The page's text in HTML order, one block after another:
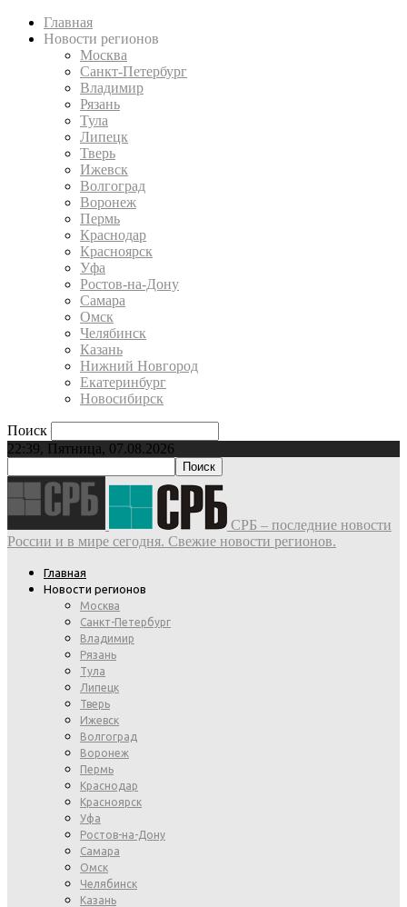
Главная
Новости регионов
Москва
Санкт-Петербург
Владимир
Рязань
Тула
Липецк
Тверь
Ижевск
Волгоград
Воронеж
Пермь
Краснодар
Красноярск
Уфа
Ростов-на-Дону
Самара
Омск
Челябинск
Казань
Нижний Новгород
Екатеринбург
Новосибирск
Поиск
22:39, Пятница, 07.08.2026
СРБ – последние новости
России и в мире сегодня. Свежие новости регионов.
Главная
Новости регионов
Москва
Санкт-Петербург
Владимир
Рязань
Тула
Липецк
Тверь
Ижевск
Волгоград
Воронеж
Пермь
Краснодар
Красноярск
Уфа
Ростов-на-Дону
Самара
Омск
Челябинск
Казань